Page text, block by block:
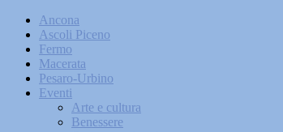
Ancona
Ascoli Piceno
Fermo
Macerata
Pesaro-Urbino
Eventi
Arte e cultura
Benessere